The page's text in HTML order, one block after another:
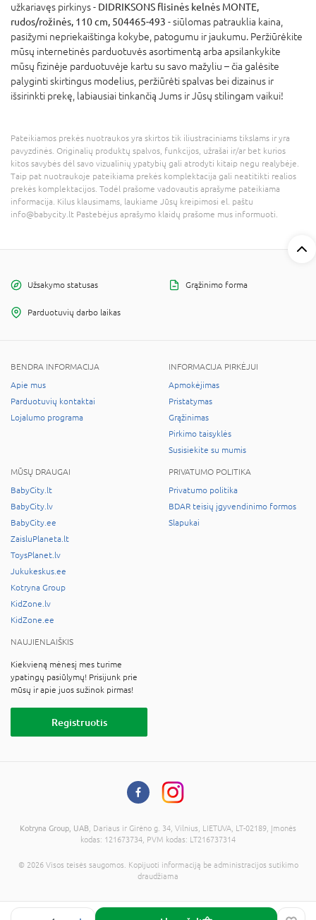
užkariavęs pirkinys - DIDRIKSONS flisinės kelnės MONTE,
rudos/rožinės, 110 cm, 504465-493 - siūlomas patrauklia kaina,
pasižymi nepriekaištinga kokybe, patogumu ir jaukumu. Peržiūrėkite
mūsų internetinės parduotuvės asortimentą arba apsilankykite
mūsų fizinėje parduotuvėje kartu su savo mažyliu – čia galėsite
palyginti skirtingus modelius, peržiūrėti spalvas bei dizainus ir
išsirinkti prekę, labiausiai tinkančią Jums ir Jūsų stilingam vaikui!
Pateikiamos prekės nuotraukos yra skirtos tik iliustraciniams tikslams ir yra
pavyzdinės. Originalių produktų spalvos, funkcijos, užrašai ir/ar bet kurios
kitos savybės dėl savo vizualinių ypatybių gali atrodyti kitaip negu realybėje.
Taip pat nuotraukoje pateikiama prekės komplektacija gali neatitikti realios
prekės komplektacijos. Todėl prašome vadovautis aprašyme pateikiama
informacija. Kilus klausimams, laukiame Jūsų kreipimosi el. paštu
info@babycity.lt Pastebėjus aprašymo klaidų prašome mus informuoti.
Užsakymo statusas Grąžinimo forma
Parduotuvių darbo laikas
BENDRA INFORMACIJA
Apie mus
Parduotuvių kontaktai
Lojalumo programa
INFORMACIJA PIRKĖJUI
Apmokėjimas
Pristatymas
Grąžinimas
Pirkimo taisyklės
Susisiekite su mumis
MŪSŲ DRAUGAI
BabyCity.lt
BabyCity.lv
BabyCity.ee
ZaisluPlaneta.lt
ToysPlanet.lv
Jukukeskus.ee
Kotryna Group
KidZone.lv
KidZone.ee
PRIVATUMO POLITIKA
Privatumo politika
BDAR teisių įgyvendinimo formos
Slapukai
NAUJIENLAIŠKIS
Kiekvieną mėnesį mes turime
ypatingų pasiūlymų! Prisijunk prie
mūsų ir apie juos sužinok pirmas!
Registruotis
Kotryna Group, UAB , Dariaus ir Girėno g. 34, Vilnius, LIETUVA, LT-02189, Įmonės
kodas: 121673734, PVM kodas: LT216737314
© 2026 Visos teisės saugomos. Kopijuoti informaciją be administracijos sutikimo
draudžiama